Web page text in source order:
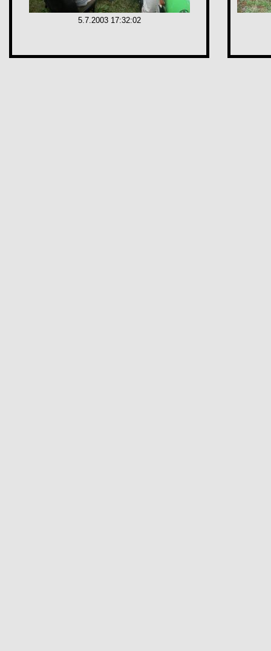
5.7.2003 17:32:02